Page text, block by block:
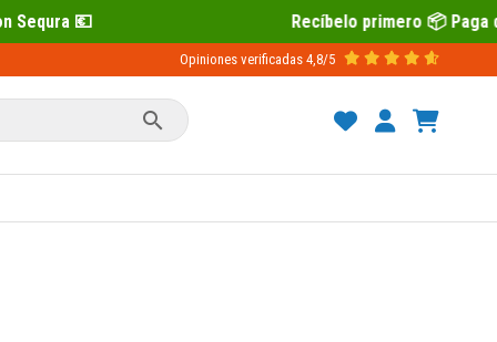
Recíbelo primero 📦 Paga después con Sequra 💶
Opiniones verificadas 4,8/5
